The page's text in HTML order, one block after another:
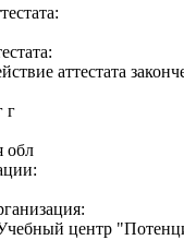
аттестата
г
обл
центр